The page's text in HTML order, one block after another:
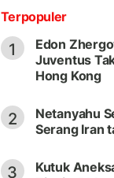
Terpopuler
1
Edon
Juventus
Hong Kong
2
Netanyahu
Serang Iran
3
Kutuk